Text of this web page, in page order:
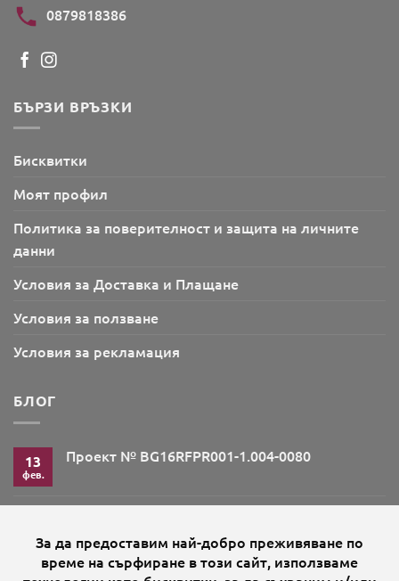
0879818386
БЪРЗИ ВРЪЗКИ
Бисквитки
Моят профил
Политика за поверителност и защита на личните
данни
Условия за Доставка и Плащане
Условия за ползване
Условия за рекламация
БЛОГ
13
фев.
Проект № BG16RFPR001-1.004-0080
Проект
1.004-
0080
Няма
коментари
за
23 Проект № BG16RFPR001-1.003-0606